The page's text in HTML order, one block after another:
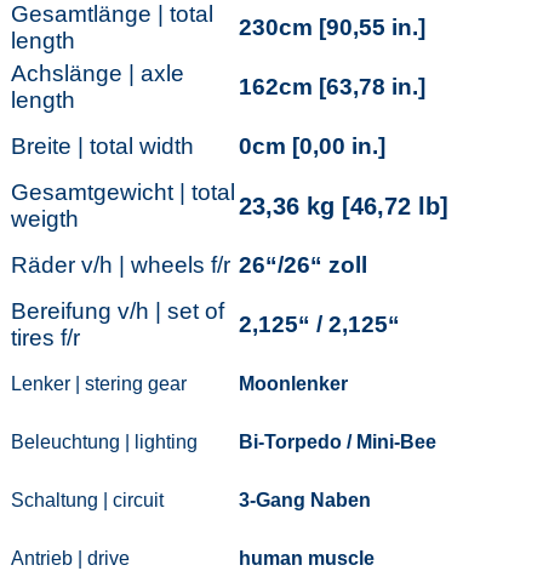
Gesamtlänge | total
length
230cm [90,55 in.]
Achslänge | axle
length
162cm [63,78 in.]
Breite | total width
0cm [0,00 in.]
Gesamtgewicht | total
weigth
23,36 kg [46,72 lb]
Räder v/h | wheels f/r 26“/26“ zoll
Bereifung v/h | set of
tires f/r
2,125“ / 2,125“
Lenker | stering gear Moonlenker
Beleuchtung | lighting Bi-Torpedo / Mini-Bee
Schaltung | circuit 3-Gang Naben
Antrieb | drive
human muscle